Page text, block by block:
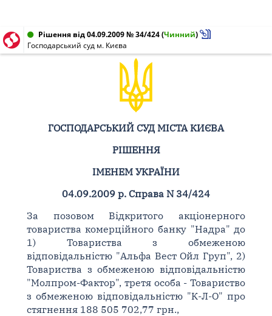
Рішення від 04.09.2009 № 34/424(Чинний)
Господарський суд м. Києва
ГОСПОДАРСЬКИЙ СУД МІСТА КИЄВА
РІШЕННЯ
ІМЕНЕМ УКРАЇНИ
04.09.2009 р. Справа N 34/424
За позовом Відкритого акціонерного
товариства комерційного банку "Надра" до
1) Товариства з обмеженою
відповідальністю "Альфа Вест Ойл Груп", 2)
Товариства з обмеженою відповідальністю
"Молпром-Фактор", третя особа - Товариство
з обмеженою відповідальністю "К-Л-О" про
стягнення 188 505 702,77 грн.,